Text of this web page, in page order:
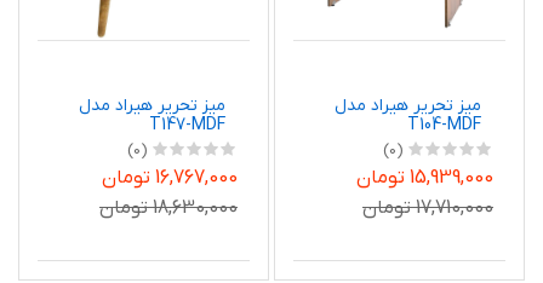
میز تحریر هیراد مدل
T104-MDF
(0)
15,939,000 تومان
17,710,000 تومان
میز تحریر هیراد مدل
T147-MDF
(0)
16,767,000 تومان
18,630,000 تومان